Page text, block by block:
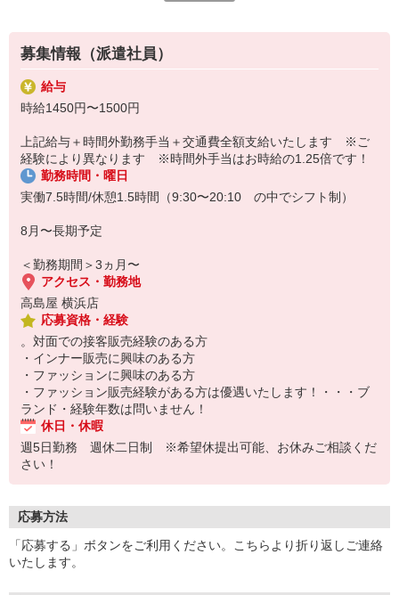
「KIDBLUE（キッドブルー）」
1979年にスタートした日本のインナー・ナイトウェアブランド。
天然素材の優しい肌触りと、海や空を連想させるブルー＆ホワイト
のカラーパレットを特徴とし、大人のリラクゼーションタイムを提
案。
り入れ、可愛らしさと女性らしさを表現。
20〜30代の方に人気のブランドさんです！
《お仕事内容》
お客様のフィッティング、レジや商品のお包み、商品の在庫管理、
《勤務時の服装》
チュニックワンピースのお貸出しあり。
（インナー、パンツ、靴は私物をご用意ください）
少人数な職場
募集情報（派遣社員）
給与
時給1450円〜1500円
上記給与＋時間外勤務手当＋交通費全額支給いたします ※ご
経験により異なります ※時間外手当はお時給の1.25倍です！
勤務時間・曜日
実働7.5時間/休憩1.5時間（9:30〜20:10 の中でシフト制）
8月〜長期予定
＜勤務期間＞3ヵ月〜
アクセス・勤務地
高島屋 横浜店
応募資格・経験
。対面での接客販売経験のある方
・インナー販売に興味のある方
・ファッションに興味のある方
・ファッション販売経験がある方は優遇いたします！・・・ブ
ランド・経験年数は問いません！
休日・休暇
週5日勤務 週休二日制 ※希望休提出可能、お休みご相談くだ
さい！
応募方法
「応募する」ボタンをご利用ください。こちらより折り返しご連絡
いたします。